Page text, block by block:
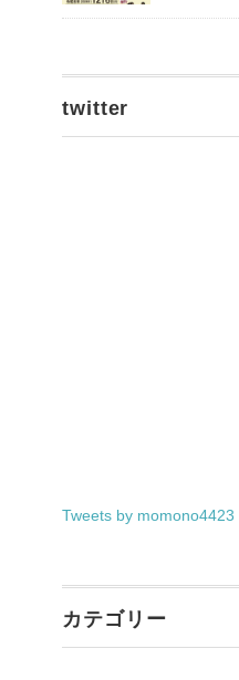
twitter
Tweets by momono4423
カテゴリー